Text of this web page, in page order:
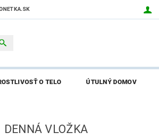
O TELO ÚTULNÝ DOMOV
DENNÁ VLOŽKA